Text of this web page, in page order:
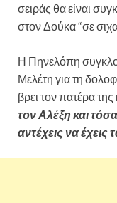
σειράς θα είναι
στον Δούκα “σε
Η Πηνελόπη
Μελέτη για τη
βρει τον πατέρα της
τον Αλέξη και
αντέχεις να